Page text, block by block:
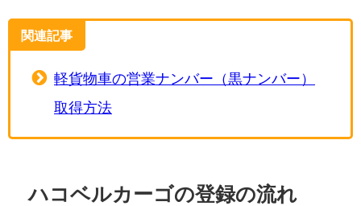
関連記事
軽貨物車の営業ナンバー（黒ナンバー）
取得方法
ハコベルカーゴの登録の流れ